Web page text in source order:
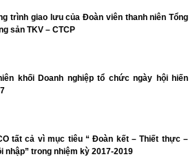
trình giao lưu của Đoàn viên thanh niên Tổng
sản TKV – CTCP
khối Doanh nghiệp tổ chức ngày hội hiến
tất cả vì mục tiêu “ Đoàn kết – Thiết thực –
nhập” trong nhiệm kỳ 2017-2019